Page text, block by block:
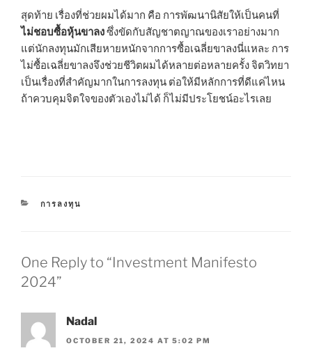
สุดท้าย เรื่องที่ช่วยผมได้มาก คือ การพัฒนานิสัยให้เป็นคนที่
ไม่ชอบซื้อหุ้นขาลงซึ่งขัดกับสัญชาตญาณของเราอย่างมาก
แต่นักลงทุนมักเสียหายหนักจากการซื้อเฉลี่ยขาลงนี่แหละ การ
ไม่ซื้อเฉลี่ยขาลงจึงช่วยชีวิตผมได้หลายต่อหลายครั้ง จิตวิทยา
เป็นเรื่องที่สำคัญมากในการลงทุน ต่อให้มีหลักการที่ดีแค่ไหน
ถ้าควบคุมจิตใจของตัวเองไม่ได้ ก็ไม่มีประโยชน์อะไรเลย
CATEGORIES
การลงทุน
One Reply to “Investment Manifesto
2024”
Nadal
OCTOBER 21, 2024 AT 5:02 PM